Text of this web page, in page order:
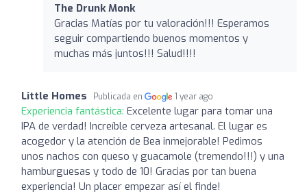
The Drunk Monk
Gracias Matías por tu valoración!!! Esperamos
seguir compartiendo buenos momentos y
muchas más juntos!!! Salud!!!!
Little Homes Publicada en 1 year ago
Experiencia fantástica: Excelente lugar para tomar una
IPA de verdad! Increíble cerveza artesanal. El lugar es
acogedor y la atención de Bea inmejorable! Pedimos
unos nachos con queso y guacamole (tremendo!!!) y una
hamburguesas y todo de 10! Gracias por tan buena
experiencia! Un placer empezar así el finde!